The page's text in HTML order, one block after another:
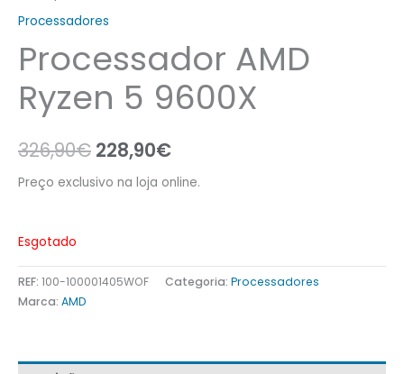
Processadores
Processador AMD
Ryzen 5 9600X
326,90€ 228,90€
Preço exclusivo na loja online.
Esgotado
REF: 100-100001405WOF Categoria: Processadores
Marca: AMD